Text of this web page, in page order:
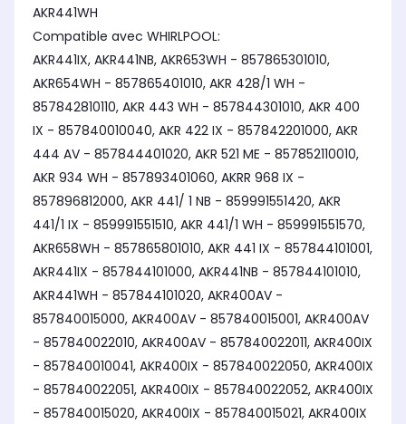
AKR441WH
Compatible avec WHIRLPOOL:
AKR441IX, AKR441NB, AKR653WH - 857865301010,
AKR654WH - 857865401010, AKR 428/1 WH -
857842810110, AKR 443 WH - 857844301010, AKR 400
IX - 857840010040, AKR 422 IX - 857842201000, AKR
444 AV - 857844401020, AKR 521 ME - 857852110010,
AKR 934 WH - 857893401060, AKRR 968 IX -
857896812000, AKR 441/ 1 NB - 859991551420, AKR
441/1 IX - 859991551510, AKR 441/1 WH - 859991551570,
AKR658WH - 857865801010, AKR 441 IX - 857844101001,
AKR441IX - 857844101000, AKR441NB - 857844101010,
AKR441WH - 857844101020, AKR400AV -
857840015000, AKR400AV - 857840015001, AKR400AV
- 857840022010, AKR400AV - 857840022011, AKR400IX
- 857840010041, AKR400IX - 857840022050, AKR400IX
- 857840022051, AKR400IX - 857840022052, AKR400IX
- 857840015020, AKR400IX - 857840015021, AKR400IX